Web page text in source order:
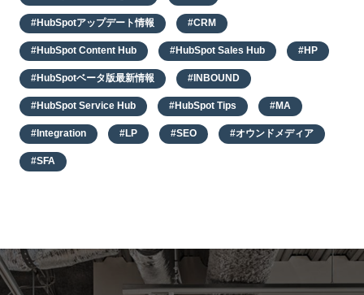
#HubSpotアップデート情報 #CRM
#HubSpot Content Hub #HubSpot Sales Hub #HP
#HubSpotベータ版最新情報 #INBOUND
#HubSpot Service Hub #HubSpot Tips #MA
#Integration #LP #SEO #オウンドメディア
#SFA